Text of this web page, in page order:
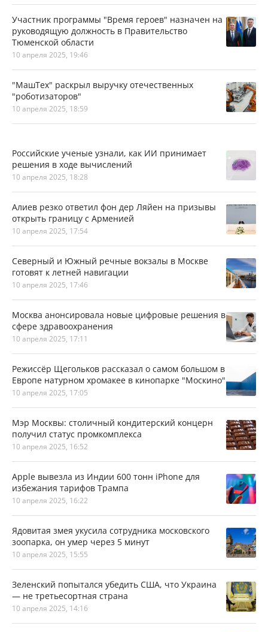
Участник программы "Время героев" назначен на
руководящую должность в Правительство
Тюменской области
10 апреля 2025, 19:46
"МашТех" раскрыл выручку отечественных
"роботизаторов"
10 апреля 2025, 18:59
Российские ученые узнали, как ИИ принимает
решения в ходе вычислений
10 апреля 2025, 18:28
Алиев резко ответил фон дер Ляйен на призывы
открыть границу с Арменией
10 апреля 2025, 17:54
Северный и Южный речные вокзалы в Москве
готовят к летней навигации
10 апреля 2025, 17:46
Москва анонсировала новые цифровые решения в
сфере здравоохранения
10 апреля 2025, 17:11
Режиссёр Щегольков рассказал о самом большом в
Европе натурном хромакее в кинопарке "Москино"
10 апреля 2025, 17:05
Мэр Москвы: столичный кондитерский концерн
получил статус промкомплекса
10 апреля 2025, 16:52
Apple вывезла из Индии 600 тонн iPhone для
избежания тарифов Трампа
10 апреля 2025, 16:22
Ядовитая змея укусила сотрудника московского
зоопарка, он умер через 5 минут
10 апреля 2025, 15:55
Зеленский попытался убедить США, что Украина
— не третьесортная страна
10 апреля 2025, 14:16